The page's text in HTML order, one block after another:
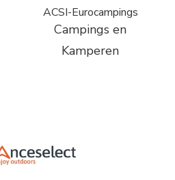
ACSI-Eurocampings
Campings en
Kamperen